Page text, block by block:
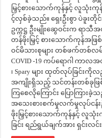
မြှင့်စားသောက်ကုန်နှင့် လူသုံ
င့်လှစ်ခဲ့သည်။ ရှေးဦးစွာ ပဲခူးတို
ဥက္ကဋ္ဌ ဦးမျိုးဆွေဝင်းက ရ
တန်ဖိုးမြှင့် စားသောက်ကုန်အဖြ
ဝင်မိသားစုများ တစ်ဖက်တစ်လမ်း
COVID -19 ကပ်ရောဂါ ကာလ
၊ Spary များ ထုတ်လုပ်ခြင်း
အကျိုးရှိသည့် သင်တန်းတစ်ခုဖ
ကြစေလိုကြောင်း ပြောကြား
အသေးစားစက်မှုလက်မှုလုပ်ငန်းဦ
ဖိုးမြှင့်စားသောက်ကုန်နှင့် လူ
ခြင်း ရည်ရွယ်ချက်အား ရှင်းလင်